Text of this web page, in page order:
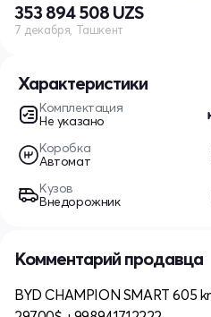
Характеристики
Комплектация
Не указано
Коробка
Автомат
Кузов
Внедорожник
353 894 508 UZS
7 декабря, Ташкент
Комментарий продавца
BYD CHAMPION SMART 605